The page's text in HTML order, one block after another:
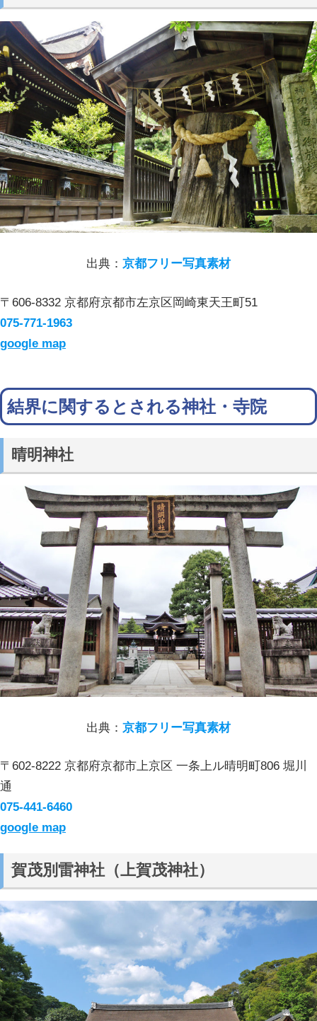
出典： 京都フリー写真素材
〒606-8332 京都府京都市左京区岡崎東天王町51
075-771-1963
google map
結界に関するとされる神社・寺院
晴明神社
出典： 京都フリー写真素材
〒602-8222 京都府京都市上京区 一条上ル晴明町806 堀川
通
075-441-6460
google map
賀茂別雷神社（上賀茂神社）